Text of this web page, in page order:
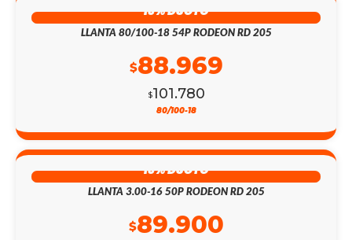
13% DSCTO
LLANTA 80/100-18 54P RODEON RD 205
$101.780
$88.969
80/100-18
13% DSCTO
LLANTA 3.00-16 50P RODEON RD 205
$89.900